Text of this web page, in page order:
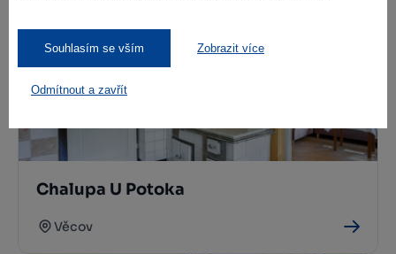
Souhlasím se vším Zobrazit více
Odmítnout a zavřít
Chalupa U Potoka
Věcov